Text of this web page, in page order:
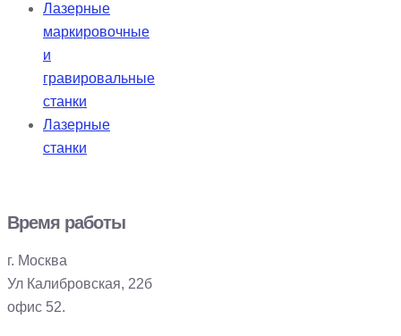
Лазерные
маркировочные
и
гравировальные
станки
Лазерные
станки
Время работы
г. Москва
Ул Калибровская, 22б
офис 52.